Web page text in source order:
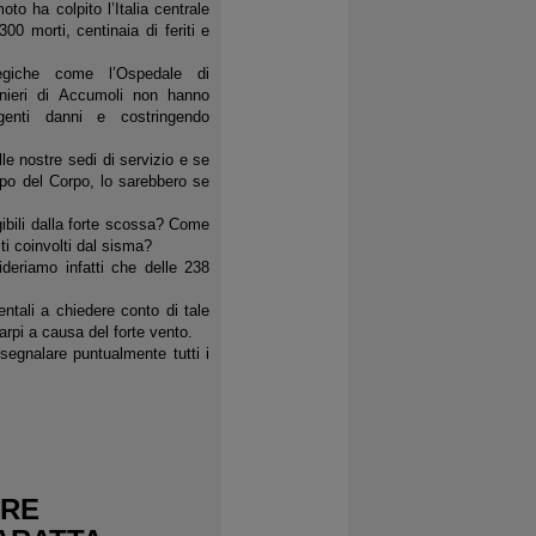
ha colpito l’Italia centrale
morti, centinaia di feriti e
come l’Ospedale di
di Accumoli non hanno
danni e costringendo
nostre sedi di servizio e se
del Corpo, lo sarebbero se
dalla forte scossa? Come
coinvolti dal sisma?
infatti che delle 238
a chiedere conto di tale
a causa del forte vento.
puntualmente tutti i